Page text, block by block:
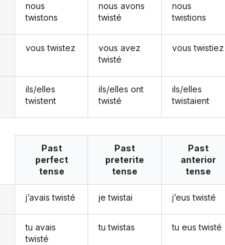
nous
twistons
vous twistez
ils/elles
twistent
nous avons
twisté
vous avez
twisté
ils/elles ont
twisté
nous
twistions
vous twistiez
ils/elles
twistaient
Past
perfect
tense
j’avais twisté
tu avais
twisté
Past
preterite
tense
je twistai
tu twistas
Past
anterior
tense
j’eus twisté
tu eus twisté